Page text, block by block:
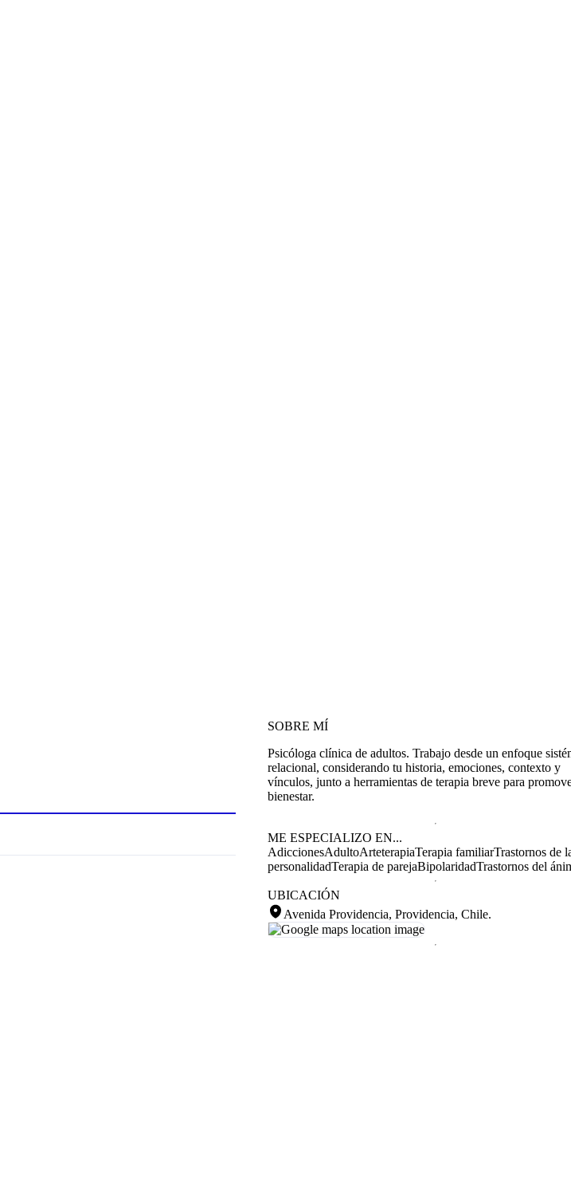
SOBRE MÍ
Psicóloga clínica de adultos. Trabajo desde un enfoque
relacional, considerando tu historia, emociones, contexto y
vínculos, junto a herramientas de terapia breve para
bienestar.
ME ESPECIALIZO EN...
AdiccionesAdultoArteterapiaTerapia familiarTrastornos de
personalidadTerapia de parejaBipolaridadTrastornos del
UBICACIÓN
Avenida Providencia, Providencia, Chile.